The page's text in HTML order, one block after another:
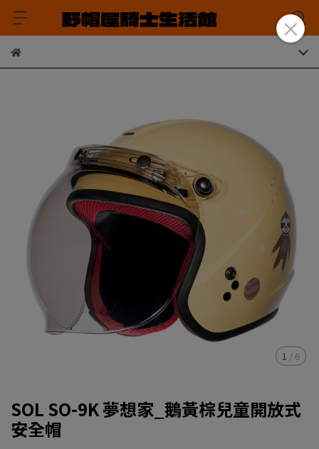
1 / 6
SOL SO-9K 夢想家_鵝黃棕兒童開放式
安全帽